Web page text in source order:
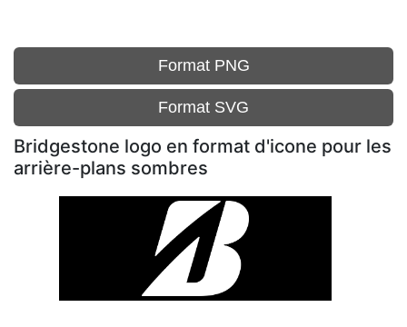
Format PNG
Format SVG
Bridgestone logo en format d'icone pour les
arrière-plans sombres